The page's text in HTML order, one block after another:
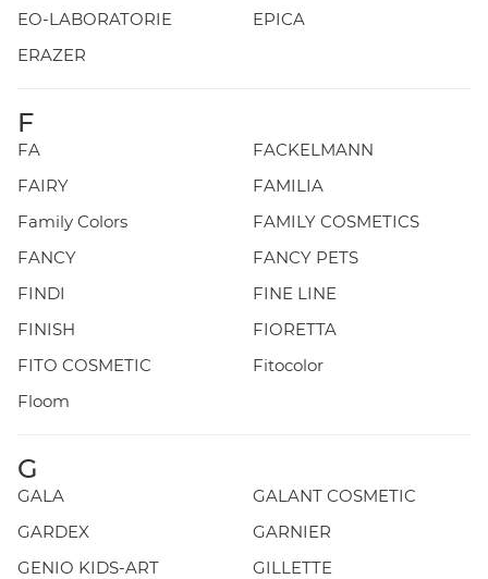
EO-LABORATORIE
EPICA
ERAZER
F
FA
FACKELMANN
FAIRY
FAMILIA
Family Colors
FAMILY COSMETICS
FANCY
FANCY PETS
FINDI
FINE LINE
FINISH
FIORETTA
FITO COSMETIC
Fitocolor
Floom
G
GALA
GALANT COSMETIC
GARDEX
GARNIER
GENIO KIDS-ART
GILLETTE